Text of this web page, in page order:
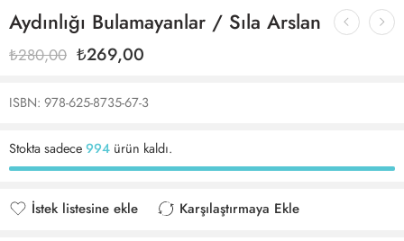
Aydınlığı Bulamayanlar / Sıla Arslan
₺280,00 ₺269,00
ISBN: 978-625-8735-67-3
Stokta sadece994 ürün kaldı.
İstek listesine ekle
Karşılaştırmaya Ekle